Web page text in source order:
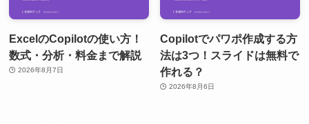
ExcelのCopilotの使い方！
数式・分析・料金まで解説
2026年8月7日
Copilotでパワポ作成する方
法は3つ！スライドは無料で
作れる？
2026年8月6日